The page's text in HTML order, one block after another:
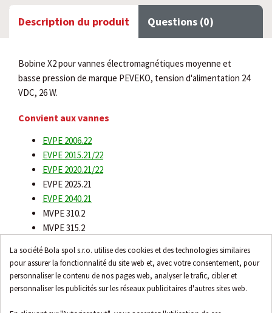
La société Bola spol s.r.o. utilise des cookies et des technologies similaires
pour assurer la fonctionnalité du site web et, avec votre consentement, pour
personnaliser le contenu de nos pages web, analyser le trafic, cibler et
personnaliser les publicités sur les réseaux publicitaires d'autres sites web.
Description du produit Questions (0)
Bobine X2 pour vannes électromagnétiques moyenne et
basse pression de marque PEVEKO, tension d'alimentation 24
VDC, 26 W.
Convient aux vannes
EVPE 2006.22
EVPE 2015.21/22
EVPE 2020.21/22
EVPE 2025.21
EVPE 2040.21
MVPE 310.2
MVPE 315.2
MVPE 325.2
EPVE 1006.22
EVPE 1010.22